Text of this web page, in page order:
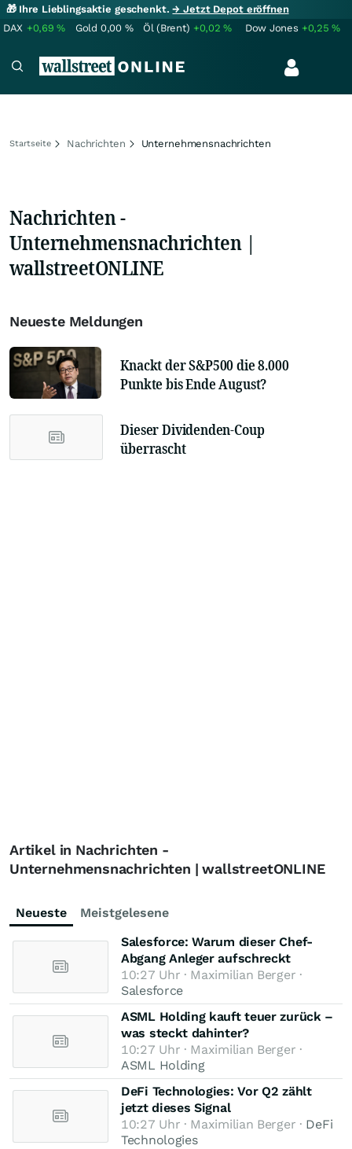
🎁 Ihre Lieblingsaktie geschenkt.→ Jetzt Depot eröffnen
DAX +0,69% Gold 0,00 % Öl (Brent) +0,02% Dow Jones +0,25%
Startseite Nachrichten Unternehmensnachrichten
Nachrichten -
Unternehmensnachrichten |
wallstreetONLINE
Neueste Meldungen
Knackt der S&P500 die 8.000
Punkte bis Ende August?
Dieser Dividenden-Coup
überrascht
Artikel in Nachrichten -
Unternehmensnachrichten | wallstreetONLINE
Neueste
Meistgelesene
Salesforce: Warum dieser Chef-
Abgang Anleger aufschreckt
10:27 Uhr · Maximilian Berger ·
Salesforce
ASML Holding kauft teuer zurück –
was steckt dahinter?
10:27 Uhr · Maximilian Berger ·
ASML Holding
DeFi Technologies: Vor Q2 zählt
jetzt dieses Signal
10:27 Uhr · Maximilian Berger · DeFi
Technologies